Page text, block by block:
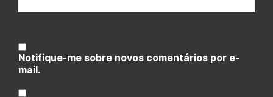
Notifique-me sobre novos comentários por e-
mail.